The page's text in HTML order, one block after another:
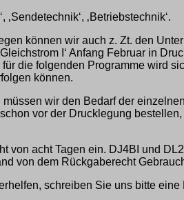
‚Sendetechnik‘, ‚Betriebstechnik‘.
können wir auch z. Zt. den
I‘ Anfang Februar in
die folgenden Programme wird
können.
wir den Bedarf der
vor der Drucklegung
acht Tagen ein. DJ4BI und
von dem Rückgaberecht
schreiben Sie uns bitte